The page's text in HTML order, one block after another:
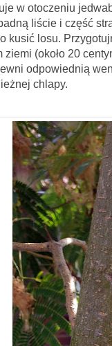
w otoczeniu
strąków,
kusić losu.
(około 20
odpowiednią
chlapy.